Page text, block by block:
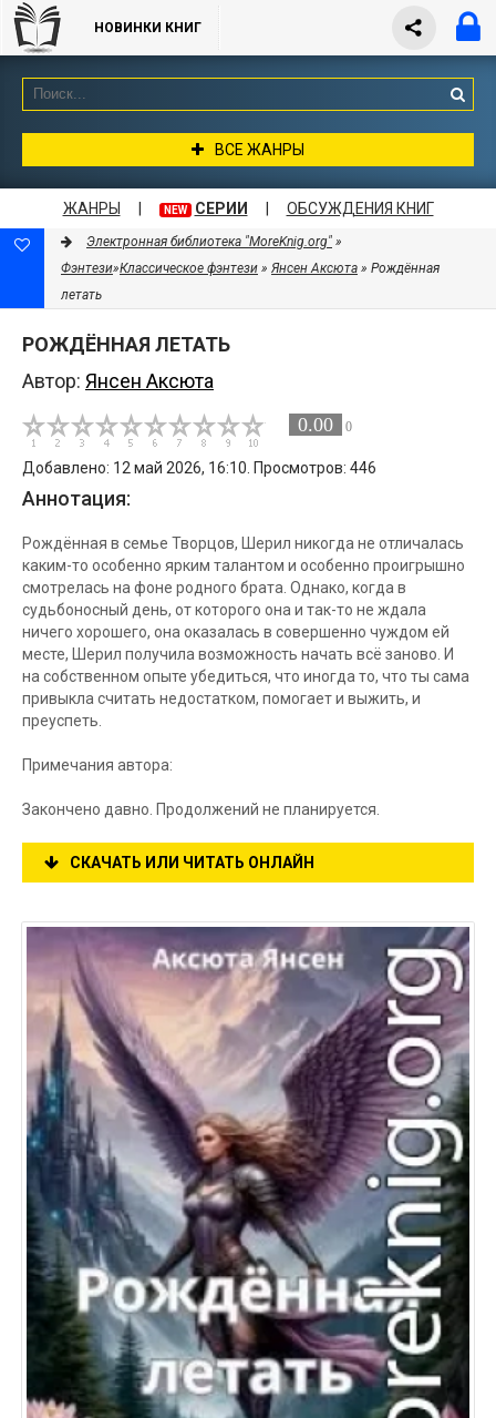
НОВИНКИ КНИГ
ВСЕ ЖАНРЫ
ЖАНРЫ NEW СЕРИИ ОБСУЖДЕНИЯ КНИГ
Электронная библиотека "MoreKnig.org" »
Фэнтези»Классическое фэнтези » Янсен Аксюта » Рождённая
летать
РОЖДЁННАЯ ЛЕТАТЬ
Автор: Янсен Аксюта
0.00 0
Добавлено: 12 май 2026, 16:10. Просмотров: 446
Аннотация:
Рождённая в семье Творцов, Шерил никогда не отличалась
каким-то особенно ярким талантом и особенно проигрышно
смотрелась на фоне родного брата. Однако, когда в
судьбоносный день, от которого она и так-то не ждала
ничего хорошего, она оказалась в совершенно чуждом ей
месте, Шерил получила возможность начать всё заново. И
на собственном опыте убедиться, что иногда то, что ты сама
привыкла считать недостатком, помогает и выжить, и
преуспеть.
Примечания автора:
Закончено давно. Продолжений не планируется.
СКАЧАТЬ ИЛИ ЧИТАТЬ ОНЛАЙН